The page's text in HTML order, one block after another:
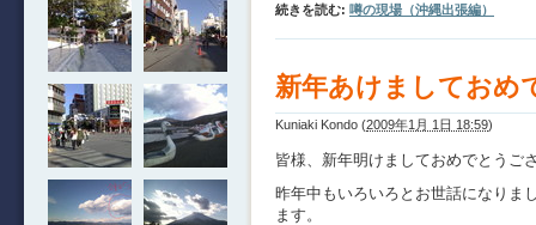
続きを読む: 噂の現場（沖縄出張編）
新年あけましておめ
Kuniaki Kondo (2009年1月 1日 18:59)
皆様、新年明けましておめでとうご
昨年中もいろいろとお世話になりま
ます。